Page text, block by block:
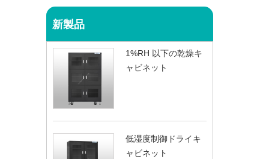
新製品
1%RH 以下の乾燥キ
ャビネット
低湿度制御ドライキ
ャビネット